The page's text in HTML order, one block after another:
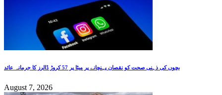
بچوں کی ذہنی صحت کو نقصان پہنچانے پر میٹا پر 57 کروڑ ڈالرز کا جرمانہ عائد
August 7, 2026